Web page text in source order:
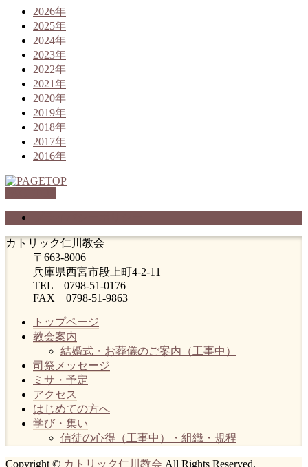
2026年
2025年
2024年
2023年
2022年
2021年
2020年
2019年
2018年
2017年
2016年
カトリック仁川教会
〒663-8006
兵庫県西宮市段上町4-2-11
TEL 0798-51-0176
FAX 0798-51-9863
トップページ
教会案内
結婚式・お葬儀のご案内（工事中）
司祭メッセージ
ミサ・予定
アクセス
はじめての方へ
学び・集い
信徒の心得（工事中）・組織・規程
Copyright © カトリック仁川教会 All Rights Reserved.